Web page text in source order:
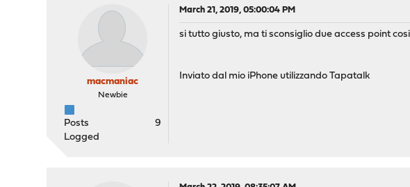
macmaniac
Newbie
Posts
9
Logged
March 21, 2019, 05:00:04 PM
si tutto giusto, ma ti sconsiglio due access point
Inviato dal mio iPhone utilizzando Tapatalk